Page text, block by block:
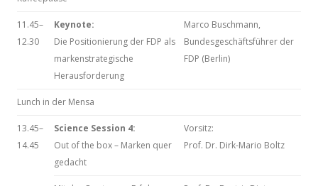
11.45–
12.30
Keynote:
Die Positionierung der FDP als
markenstrategische
Herausforderung
Marco Buschmann,
Bundesgeschäftsführer der
FDP (Berlin)
Lunch in der Mensa
13.45–
14.45
Science Session 4:
Out of the box – Marken quer
gedacht
Vorsitz:
Prof. Dr. Dirk-Mario Boltz